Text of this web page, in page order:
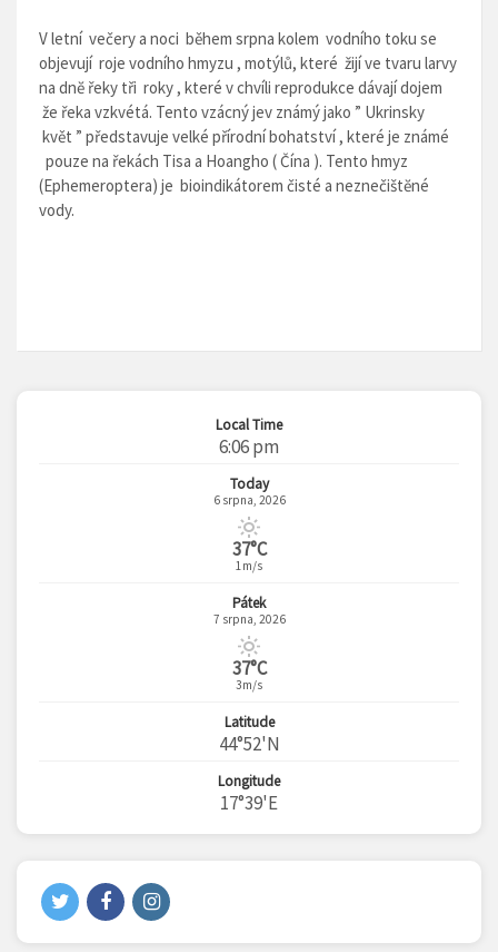
V letní večery a noci během srpna kolem vodního toku se
objevují roje vodního hmyzu , motýlů, které žijí ve tvaru larvy
na dnĕ řeky tři roky , které v chvíli reprodukce dávají dojem
že řeka vzkvétá. Tento vzácný jev známý jako ” Ukrinsky
květ ” představuje velké přírodní bohatství , které je známé
pouze na řekách Tisa a Hoangho ( Čína ). Tento hmyz
(Ephemeroptera) je bioindikátorem čisté a neznečištĕné
vody.
Local Time
6:06 pm
Today
6 srpna, 2026
37°C
1m/s
Pátek
7 srpna, 2026
37°C
3m/s
Latitude
44°52'N
Longitude
17°39'E